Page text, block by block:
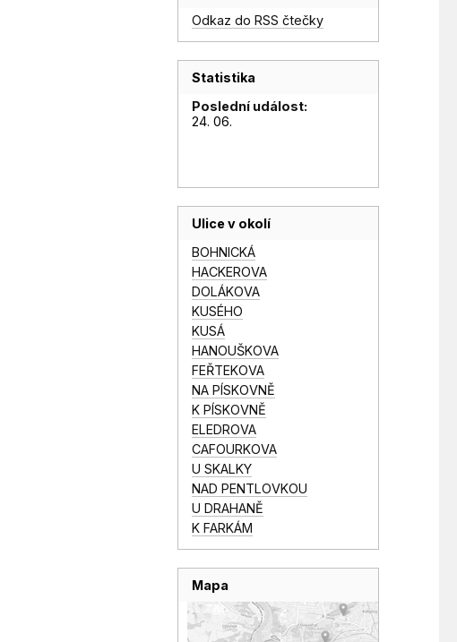
Odkaz do RSS čtečky
Statistika
Poslední událost:
24. 06.
Ulice v okolí
BOHNICKÁ
HACKEROVA
DOLÁKOVA
KUSÉHO
KUSÁ
HANOUŠKOVA
FEŘTEKOVA
NA PÍSKOVNĚ
K PÍSKOVNĚ
ELEDROVA
CAFOURKOVA
U SKALKY
NAD PENTLOVKOU
U DRAHANĚ
K FARKÁM
Mapa